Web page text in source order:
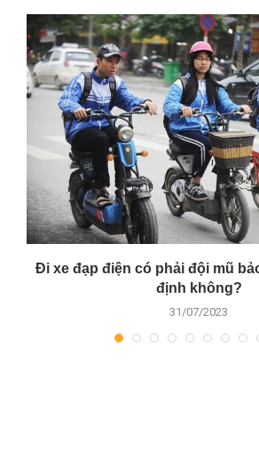
Đi xe đạp điện có phải đội mũ
định không?
31/07/2023